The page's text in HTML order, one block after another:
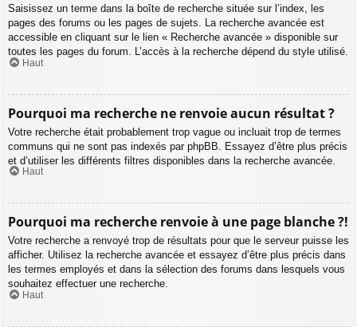
Saisissez un terme dans la boîte de recherche située sur l’index, les
pages des forums ou les pages de sujets. La recherche avancée est
accessible en cliquant sur le lien « Recherche avancée » disponible sur
toutes les pages du forum. L’accès à la recherche dépend du style utilisé.
Haut
Pourquoi ma recherche ne renvoie aucun résultat ?
Votre recherche était probablement trop vague ou incluait trop de termes
communs qui ne sont pas indexés par phpBB. Essayez d’être plus précis
et d’utiliser les différents filtres disponibles dans la recherche avancée.
Haut
Pourquoi ma recherche renvoie à une page blanche ?!
Votre recherche a renvoyé trop de résultats pour que le serveur puisse les
afficher. Utilisez la recherche avancée et essayez d’être plus précis dans
les termes employés et dans la sélection des forums dans lesquels vous
souhaitez effectuer une recherche.
Haut